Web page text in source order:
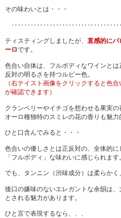
その味わいとは・・・
ティスティングしましたが、 直感的にバ
ーロです。
色合い自体は、フルボディなワインとは
反対の明るさを持つルビー色。
（右テイスト画像をクリックすると色合
が確認できます）
クランベリーやイチゴを想わせる果実
オーロ種独特のスミレの花の香りも魅力
ひと口含んでみると・・・
色合いの優しさとは正反対の、全体的
「フルボディ」な味わいに感じられます
でも、タンニン（渋味成分）は柔らかく
後口の嫌味のないエレガントな余韻は、
とされる魅力があります。
ひと言で表現するなら、、、